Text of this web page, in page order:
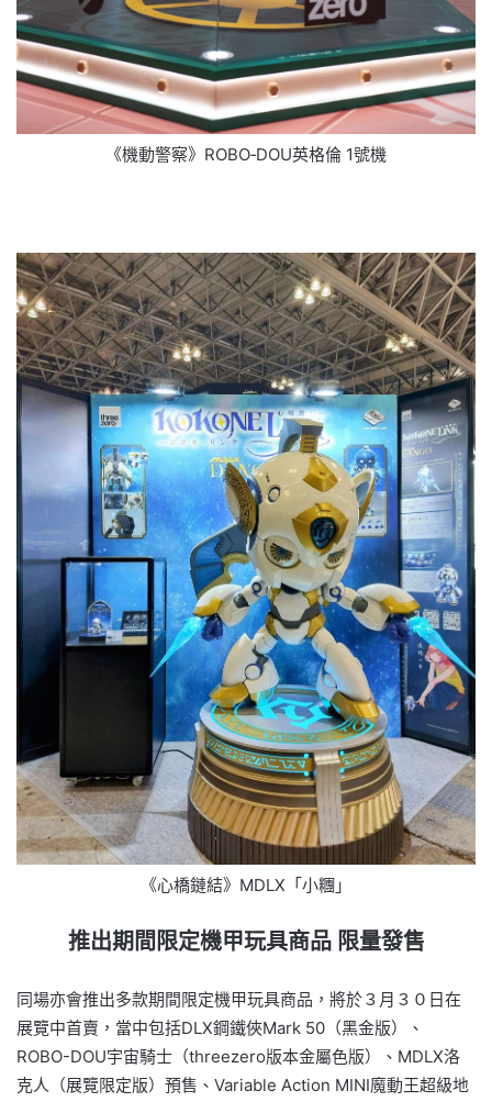
《機動警察》ROBO‐DOU英格倫 1號機
《心橋鏈結》MDLX「小糰」
推出期間限定機甲玩具商品 限量發售
同場亦會推出多款期間限定機甲玩具商品，將於３月３０日在
展覽中首賣，當中包括DLX鋼鐵俠Mark 50（黑金版）、
ROBO-DOU宇宙騎士（threezero版本金屬色版）、MDLX洛
克人（展覽限定版）預售、Variable Action MINI魔動王超級地